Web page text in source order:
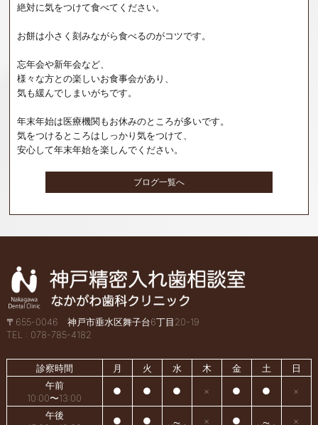
絶対に気をつけて食べてください。
お餅は小さく刻みながら食べるのがコツです。
忘年会や新年会など、
様々な方との楽しいお食事会があり、
気も緩んでしまいがちです。
年末年始は医療機関もお休みのところが多いです。
気をつけるところはしっかり気をつけて、
安心して年末年始を楽しんでください。
ブログ一覧へ
〒655-0046 神戸市垂水区舞子台6丁目20-19
TEL : 078-785-4182
診察時間 月 火 水 木 金 土
日
午前
10:00〜13:00
● ● ● × ● ● ×
午後
● ● × ● ×